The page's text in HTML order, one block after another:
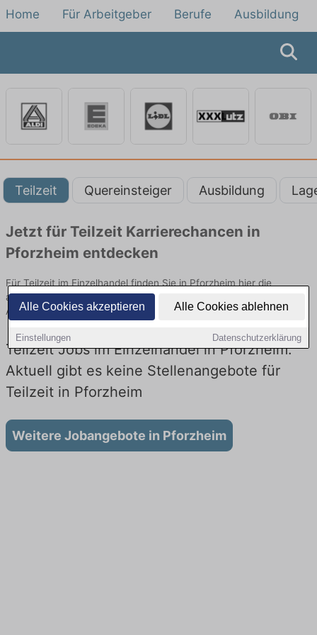
Alle Cookies akzeptieren Alle Cookies ablehnen
Einstellungen Datenschutzerklärung
Home Für Arbeitgeber Berufe Ausbildung
Teilzeit Quereinsteiger Ausbildung
Jetzt für Teilzeit Karrierechancen in
Pforzheim entdecken
Für Teilzeit im Einzelhandel finden Sie in Pforzheim hier die
aktuellsten Angebote. Entdecken Sie freie Optionen von Top-
Arbeitgebern und bewerben Sie sich noch heute.
Teilzeit Jobs im Einzelhandel in Pforzheim:
Aktuell gibt es keine Stellenangebote für
Teilzeit in Pforzheim
Weitere Jobangebote in Pforzheim